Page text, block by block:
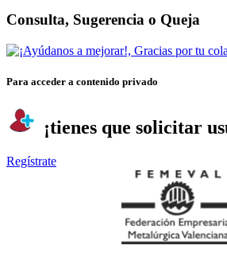
Consulta, Sugerencia o Queja
Para acceder a contenido privado
¡tienes que solicitar
Regístrate